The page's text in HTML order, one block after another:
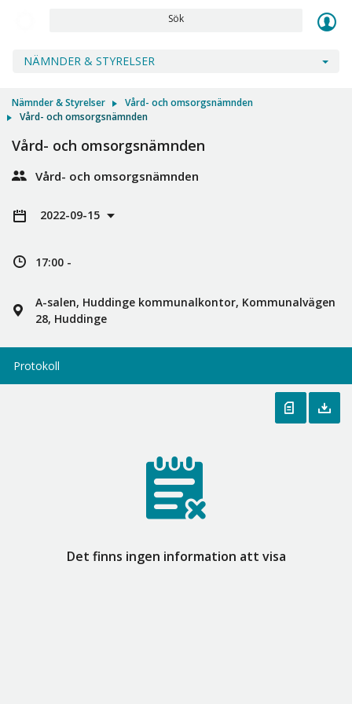
Sök
NÄMNDER & STYRELSER
Nämnder & Styrelser
Vård- och omsorgsnämnden
Vård- och omsorgsnämnden
Vård- och omsorgsnämnden
Vård- och omsorgsnämnden
2022-09-15
17:00 -
A-salen, Huddinge kommunalkontor, Kommunalvägen
28, Huddinge
Protokoll
Det finns ingen information att visa